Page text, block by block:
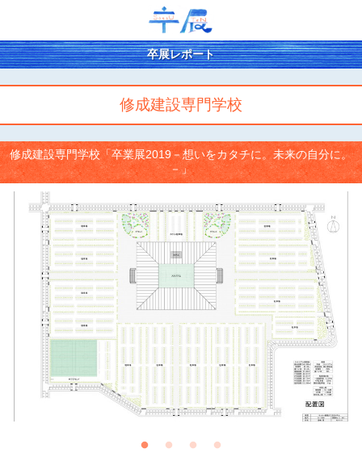
卒展レポート
修成建設専門学校
修成建設専門学校「卒業展2019－想いをカタチに。未来の自分に。
－」